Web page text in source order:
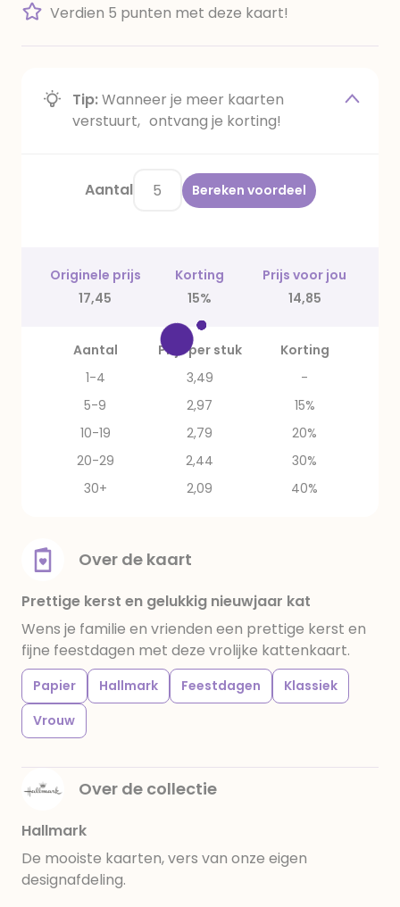
Verdien 5 punten met deze kaart!
Tip:Wanneer je meer kaarten
verstuurt, ontvang je korting!
Aantal Bereken voordeel
Originele prijs Korting
Prijs voor jou
17,45
15% 14,85
Aantal Prijs per stuk
Korting
1-4
3,49
-
5-9
2,97
15%
10-19
2,79
20%
20-29
2,44
30%
30+
2,09 40%
Over de kaart
Prettige kerst en gelukkig nieuwjaar kat
Wens je familie en vrienden een prettige kerst en
fijne feestdagen met deze vrolijke kattenkaart.
Papier Hallmark Feestdagen
Klassiek
Vrouw
Over de collectie
Hallmark
De mooiste kaarten, vers van onze eigen
designafdeling.